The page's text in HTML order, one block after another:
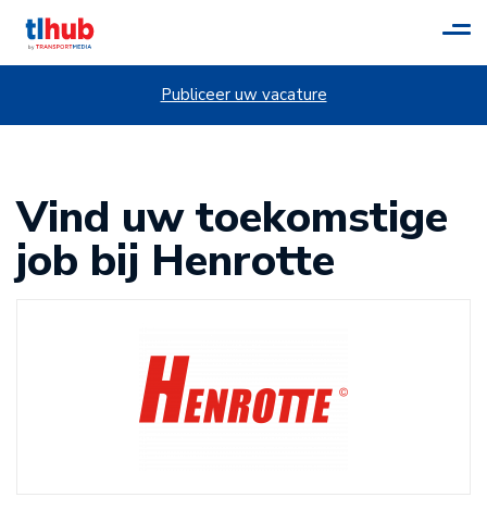
Publiceer uw vacature
Vind uw toekomstige
job bij Henrotte